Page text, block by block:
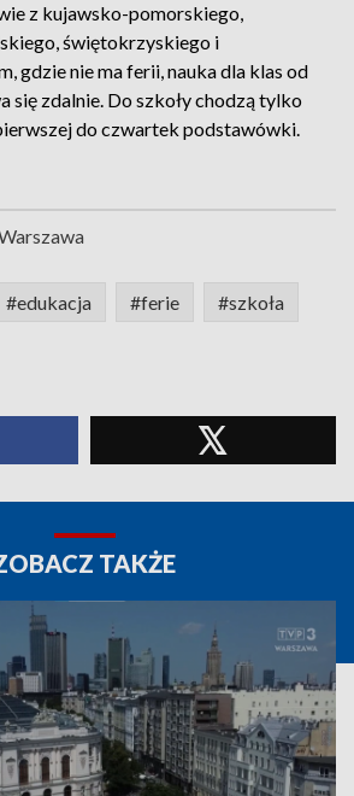
z kujawsko-pomorskiego,
świętokrzyskiego i
gdzie nie ma ferii, nauka dla klas od
się zdalnie. Do szkoły chodzą tylko
do czwartek podstawówki.
#edukacja #ferie #szkoła
TAKŻE